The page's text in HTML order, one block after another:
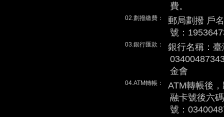
費。
02.劃撥繳費：
郵局劃撥 戶
號：
03.銀行匯款：
銀行名稱：
金會
04.ATM轉帳：
ATM轉帳後
融卡號後六
號：